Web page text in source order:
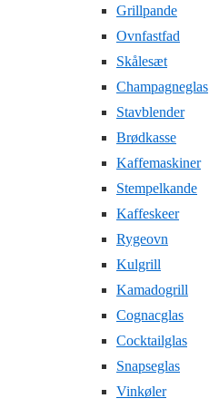
Grillpande
Ovnfastfad
Skålesæt
Champagneglas
Stavblender
Brødkasse
Kaffemaskiner
Stempelkande
Kaffeskeer
Rygeovn
Kulgrill
Kamadogrill
Cognacglas
Cocktailglas
Snapseglas
Vinkøler